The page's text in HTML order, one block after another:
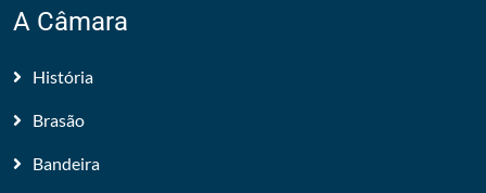
A Câmara
História
Brasão
Bandeira